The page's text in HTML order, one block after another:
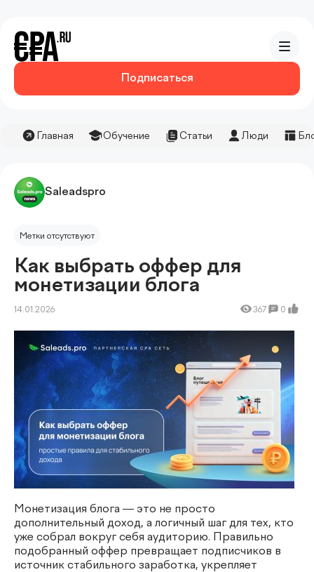
Подписаться
Главная Обучение Статьи Люди
Saleadspro
Метки отсутствуют
Как выбрать оффер для
монетизации блога
14.01.2026 367 0
Монетизация блога — это не просто
дополнительный доход, а логичный шаг для тех, кто
уже собрал вокруг себя аудиторию. Правильно
подобранный оффер превращает подписчиков в
источник стабильного заработка, укрепляет